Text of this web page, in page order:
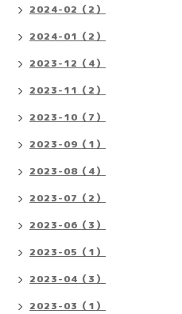
2024-02（2）
2024-01（2）
2023-12（4）
2023-11（2）
2023-10（7）
2023-09（1）
2023-08（4）
2023-07（2）
2023-06（3）
2023-05（1）
2023-04（3）
2023-03（1）